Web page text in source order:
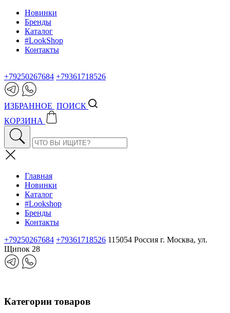
Новинки
Бренды
Каталог
#LookShop
Контакты
+79250267684 +79361718526
ИЗБРАННОЕ ПОИСК
КОРЗИНА
Главная
Новинки
Каталог
#Lookshop
Бренды
Контакты
+79250267684 +79361718526 115054 Россия г. Москва, ул.
Щипок 28
Категории товаров